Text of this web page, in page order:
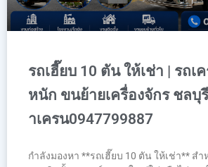
รถเฮี๊ยบ 10 ตัน ให้เช่า | รถเ
หนัก ขนย้ายเครื่องจักร ชลบุ
าเครน0947799887
กำลังมองหา **รถเฮี๊ยบ 10 ตัน ให้เช่า** ส